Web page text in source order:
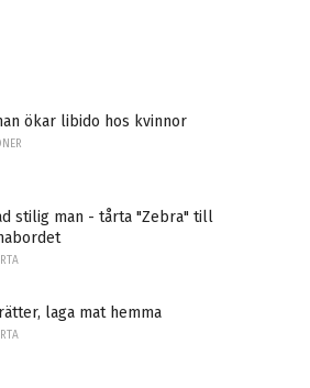
ökar libido hos kvinnor
stilig man - tårta "Zebra" till
laga mat hemma